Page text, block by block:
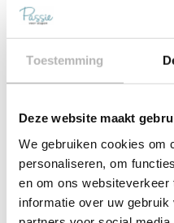
Toestemming
Deze website maakt
We gebruiken cookies om
personaliseren, om
en om ons
informatie over uw
alle
2
naar